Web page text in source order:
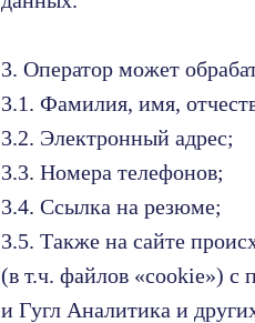
3. Оператор может
3.1. Фамилия, имя,
3.2. Электронный адрес;
3.3. Номера телефонов;
3.4. Ссылка на резюме;
3.5. Также на сайте
(в т.ч. файлов «cookie») с
и Гугл Аналитика и